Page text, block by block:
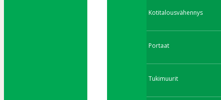
Kotitalousvähennys
Portaat
Tukimuurit